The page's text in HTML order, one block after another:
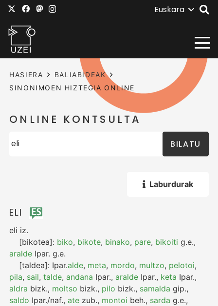
Euskara
HASIERA
BALIABIDEAK
SINONIMOEN HIZTEGIA ONLINE
ONLINE KONTSULTA
BILATU
Laburdurak
ELI
eli iz.
[bikotea]: biko, bikote, binako, pare, bikoiti g.e.,
aralde Ipar. g.e.
[taldea]: Ipar.alde, meta, mordo, multzo, pelotoi,
pila, sail,talde,andana Ipar.,aralde Ipar., keta Ipar.,
aldra bizk., moltso bizk., pilo bizk., samalda gip.,
saldo Ipar./naf.,ate zub., montoi beh., sarda g.e.,